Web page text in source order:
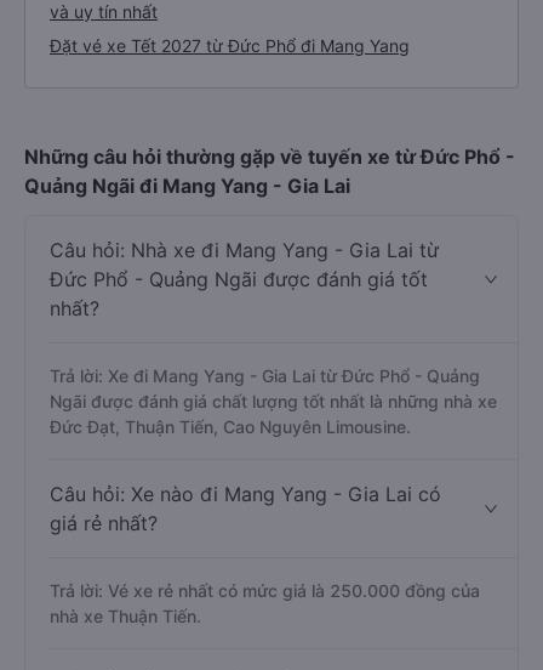
và uy tín nhất
Đặt vé xe Tết 2027 từ Đức Phổ đi Mang Yang
Những câu hỏi thường gặp về tuyến xe từ Đức Phổ -
Quảng Ngãi đi Mang Yang - Gia Lai
Câu hỏi: Nhà xe đi Mang Yang - Gia Lai từ
Đức Phổ - Quảng Ngãi được đánh giá tốt
nhất?
Trả lời: Xe đi Mang Yang - Gia Lai từ Đức Phổ - Quảng
Ngãi được đánh giá chất lượng tốt nhất là những nhà xe
Đức Đạt, Thuận Tiến, Cao Nguyên Limousine.
Câu hỏi: Xe nào đi Mang Yang - Gia Lai có
giá rẻ nhất?
Trả lời: Vé xe rẻ nhất có mức giá là 250.000 đồng của
nhà xe Thuận Tiến.